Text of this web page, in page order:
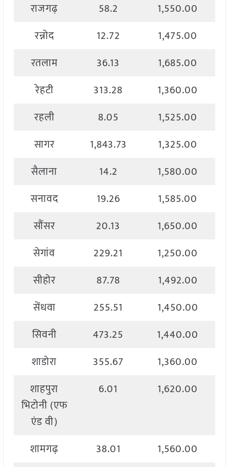
राजगढ़ 58.2
1,550.00
रन्नोद
12.72
1,475.00
रतलाम
36.13
1,685.00
रेहटी
313.28
1,360.00
रहली
8.05
1,525.00
सागर
1,843.73
1,325.00
सैलाना
14.2
1,580.00
सनावद
19.26
1,585.00
सौंसर
20.13
1,650.00
सेगांव
229.21
1,250.00
सीहोर
87.78
1,492.00
सेंधवा
255.51
1,450.00
सिवनी
473.25
1,440.00
शाडोरा
355.67
1,360.00
शाहपुरा
भिटोनी (एफ
एंड वी)
6.01 1,620.00
शामगढ़ 38.01
1,560.00